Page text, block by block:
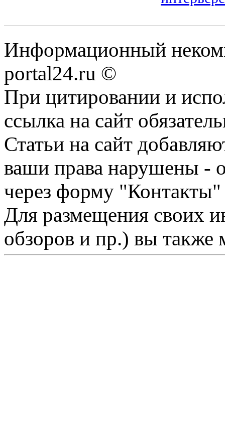
Информационный
portal24.ru ©
При цитировании и
ссылка на сайт
Статьи на сайт
ваши права нарушены -
через форму "Контакты"
Для размещения своих
обзоров и пр.) вы также